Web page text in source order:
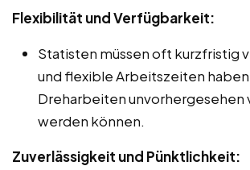
Flexibilität und Verfügbarkeit:
Statisten müssen oft kurzfristig
und flexible Arbeitszeiten
Dreharbeiten unvorhergesehen
werden können.
Zuverlässigkeit und Pünktlichkeit: